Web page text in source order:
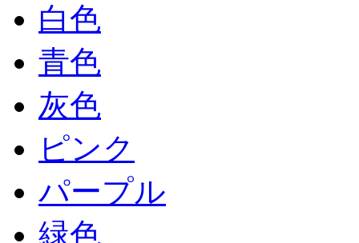
白色
青色
灰色
ピンク
パープル
緑色